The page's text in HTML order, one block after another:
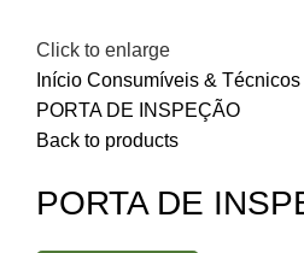
Click to enlarge
Início Consumíveis & Técnicos
PORTA DE INSPEÇÃO
Back to products
PORTA DE